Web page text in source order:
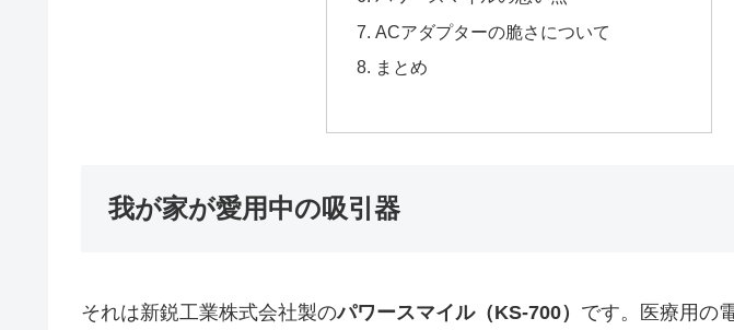
ACアダプターの脆さについて
まとめ
我が家が愛用中の吸引器
それは新鋭工業株式会社製のパワースマイル（KS-700） です。医療用の